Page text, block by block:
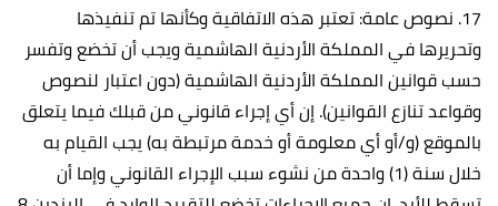
17. نصوص عامة: تعتبر هذه الاتفاقية وكأنها تم تنفيذها
وتحريرها في المملكة الأردنية الهاشمية ويجب أن تخضع وتفسر
حسب قوانين المملكة الأردنية الهاشمية (دون اعتبار لنصوص
وقواعد تنازع القوانين). إن أي إجراء قانوني من قبلك فيما يتعلق
بالموقع (و/أو أي معلومة أو خدمة مرتبطة به) يجب القيام به
خلال سنة (1) واحدة من نشوء سبب الإجراء القانوني وإما أن